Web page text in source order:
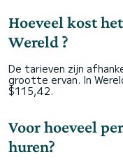
Hoeveel kost
Wereld ?
De tarieven zijn
grootte ervan. In
$115,42.
Voor hoeveel
huren?